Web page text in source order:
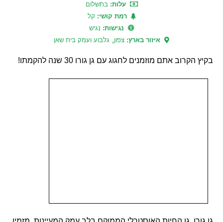
עלות:בתשלום
רמת קושי: קל
נגישות: נגיש
איזור בארץ: צפון, גלבוע ועמק בית שאן
בקיץ הקרוב אתם מוזמנים לחגוג עם גן גורו 30 שנה להקמתו!